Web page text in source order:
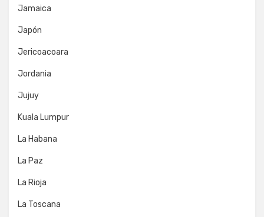
Jamaica
Japón
Jericoacoara
Jordania
Jujuy
Kuala Lumpur
La Habana
La Paz
La Rioja
La Toscana